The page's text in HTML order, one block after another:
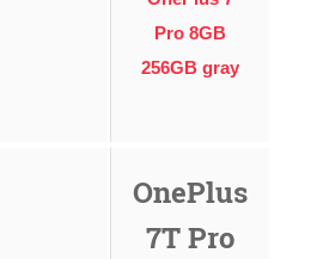
Pro 8GB
256GB gray
OnePlus
7T Pro